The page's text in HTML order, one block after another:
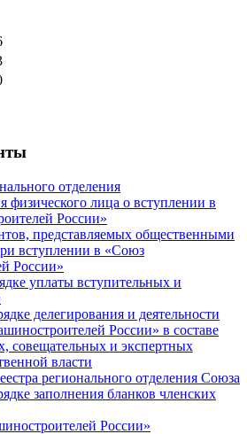
отделения
физического лица о вступлении в
России»
представляемых общественными
вступлении в «Союз
России»
уплаты вступительных и
делегирования и деятельности
России» в составе
совещательных и экспертных
власти
регионального отделения Союза
заполнения бланков членских
России»